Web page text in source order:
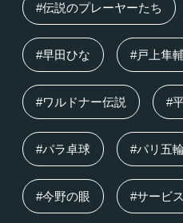
#伝説のプレーヤーたち
#早田ひな #戸上隼
#ワルドナー伝説 #
#パラ卓球 #パリ五
#今野の眼 #サービス